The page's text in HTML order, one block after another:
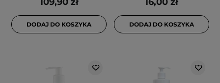
109,90 zł
DODAJ DO KOSZYKA
16,00 zł
DODAJ DO KOSZYKA